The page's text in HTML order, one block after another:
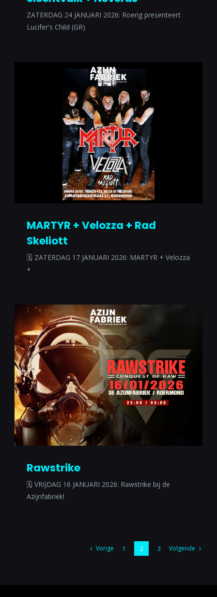
ZATERDAG 24 JANUARI 2026: Roerig presenteert
Lucifer's Child (GR)
MARTYR + Velozza + Rad
Skeliott
🗓 ZATERDAG 17 JANUARI 2026: MARTYR + Velozza
+
Rawstrike
🗓 VRIJDAG 16 JANUARI 2026: Rawstrike bij de
Azijnfabriek!
Vorige 1 2 3 Volgende